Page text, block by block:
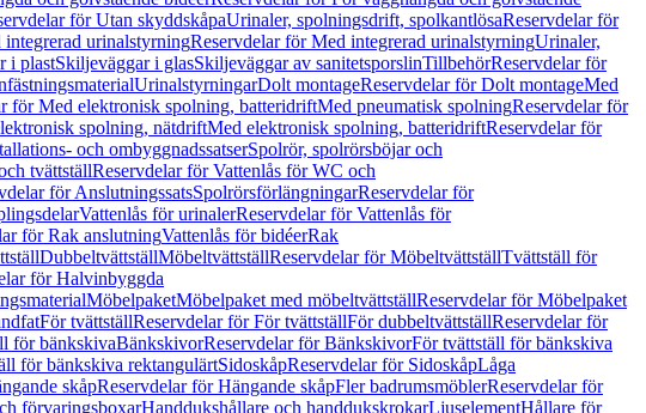
för Utan skyddskåpaUrinaler, spolningsdrift, spolkantlösaReservdelar för
integrerad urinalstyrningReservdelar för Med integrerad urinalstyrningUrinaler,
i plastSkiljeväggar i glasSkiljeväggar av sanitetsporslinTillbehörReservdelar för
UrinalstyrningarDolt montageReservdelar för Dolt montageMed
för Med elektronisk spolning, batteridriftMed pneumatisk spolningReservdelar för
spolning, nätdriftMed elektronisk spolning, batteridriftReservdelar för
och ombyggnadssatserSpolrör, spolrörsböjar och
tvättställReservdelar för Vattenlås för WC och
för AnslutningssatsSpolrörsförlängningarReservdelar för
Vattenlås för urinalerReservdelar för Vattenlås för
för Rak anslutningVattenlås för bidéerRak
DubbeltvättställMöbeltvättställReservdelar för MöbeltvättställTvättställ för
för Halvinbyggda
MöbelpaketMöbelpaket med möbeltvättställReservdelar för Möbelpaket
För tvättställReservdelar för För tvättställFör dubbeltvättställReservdelar för
för bänkskivaBänkskivorReservdelar för BänkskivorFör tvättställ för bänkskiva
för bänkskiva rektangulärtSidoskåpReservdelar för SidoskåpLåga
skåpReservdelar för Hängande skåpFler badrumsmöblerReservdelar för
förvaringsboxarHanddukshållare och handdukskrokarLjuselementHållare för